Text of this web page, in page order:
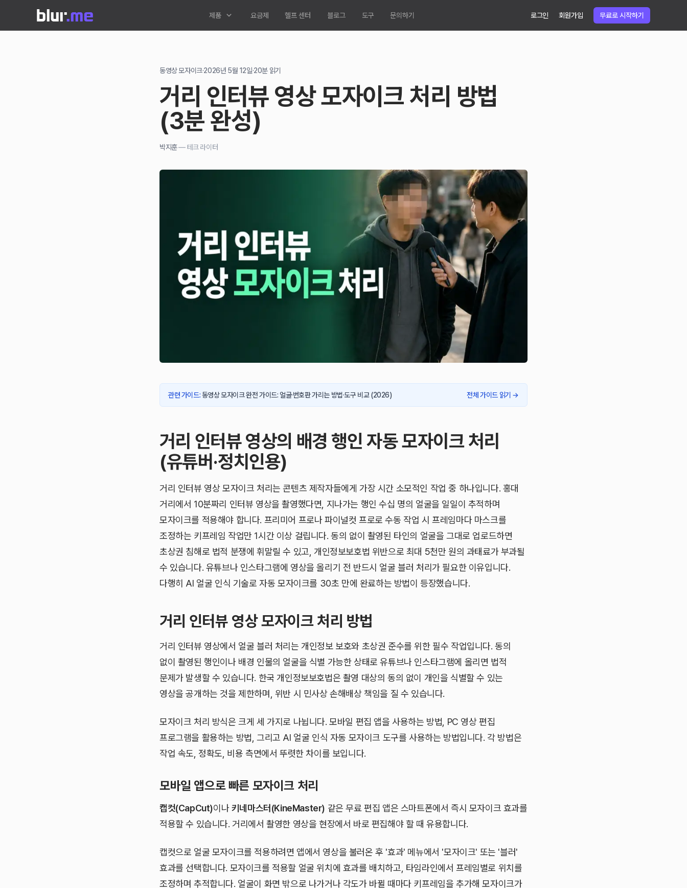
제품 요금제 헬프 센터 블로그 도구 문의하기 로그인 회원가입 무료로 시작하기
동영상 모자이크·2026년 5월 12일·20분 읽기
거리 인터뷰 영상 모자이크 처리 방법
(3분 완성)
박지훈—테크 라이터
관련 가이드: 동영상 모자이크 완전 가이드: 얼굴·번호판 가리는 방법·도구 비교 (2026) 전체 가이드 읽기 →
거리 인터뷰 영상의 배경 행인 자동 모자이크 처리
(유튜버·정치인용)
거리 인터뷰 영상 모자이크 처리는 콘텐츠 제작자들에게 가장 시간 소모적인 작업 중 하나입니다. 홍대
거리에서 10분짜리 인터뷰 영상을 촬영했다면, 지나가는 행인 수십 명의 얼굴을 일일이 추적하며
모자이크를 적용해야 합니다. 프리미어 프로나 파이널컷 프로로 수동 작업 시 프레임마다 마스크를
조정하는 키프레임 작업만 1시간 이상 걸립니다. 동의 없이 촬영된 타인의 얼굴을 그대로 업로드하면
초상권 침해로 법적 분쟁에 휘말릴 수 있고, 개인정보보호법 위반으로 최대 5천만 원의 과태료가 부과될
수 있습니다. 유튜브나 인스타그램에 영상을 올리기 전 반드시 얼굴 블러 처리가 필요한 이유입니다.
다행히 AI 얼굴 인식 기술로 자동 모자이크를 30초 만에 완료하는 방법이 등장했습니다.
거리 인터뷰 영상 모자이크 처리 방법
거리 인터뷰 영상에서 얼굴 블러 처리는 개인정보 보호와 초상권 준수를 위한 필수 작업입니다. 동의
없이 촬영된 행인이나 배경 인물의 얼굴을 식별 가능한 상태로 유튜브나 인스타그램에 올리면 법적
문제가 발생할 수 있습니다. 한국 개인정보보호법은 촬영 대상의 동의 없이 개인을 식별할 수 있는
영상을 공개하는 것을 제한하며, 위반 시 민사상 손해배상 책임을 질 수 있습니다.
모자이크 처리 방식은 크게 세 가지로 나뉩니다. 모바일 편집 앱을 사용하는 방법, PC 영상 편집
프로그램을 활용하는 방법, 그리고 AI 얼굴 인식 자동 모자이크 도구를 사용하는 방법입니다. 각 방법은
작업 속도, 정확도, 비용 측면에서 뚜렷한 차이를 보입니다.
모바일 앱으로 빠른 모자이크 처리
캡컷(CapCut)이나키네마스터(KineMaster) 같은 무료 편집 앱은 스마트폰에서 즉시 모자이크 효과를
적용할 수 있습니다. 거리에서 촬영한 영상을 현장에서 바로 편집해야 할 때 유용합니다.
캡컷으로 얼굴 모자이크를 적용하려면 앱에서 영상을 불러온 후 '효과' 메뉴에서 '모자이크' 또는 '블러'
효과를 선택합니다. 모자이크를 적용할 얼굴 위치에 효과를 배치하고, 타임라인에서 프레임별로 위치를
조정하며 추적합니다. 얼굴이 화면 밖으로 나가거나 각도가 바뀔 때마다 키프레임을 추가해 모자이크가